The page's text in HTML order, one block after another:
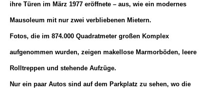
ihre Türen im März 1977 eröffnete – aus, wie ein modernes
Mausoleum mit nur zwei verbliebenen Mietern.
Fotos, die im 874.000 Quadratmeter großen Komplex
aufgenommen wurden, zeigen makellose Marmorböden, leere
Rolltreppen und stehende Aufzüge.
Nur ein paar Autos sind auf dem Parkplatz zu sehen, wo die